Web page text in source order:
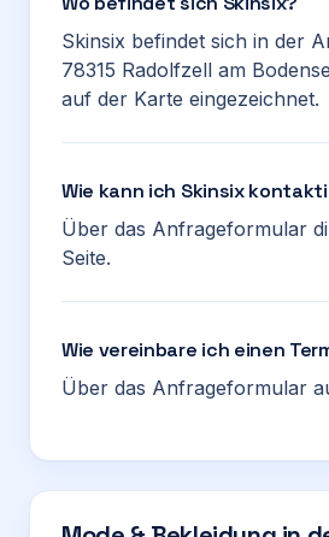
Skinsix befindet sich in der
78315 Radolfzell am
auf der Karte eingezeichnet.
Wie kann ich Skinsix
Über das Anfrageformular
Seite.
Wie vereinbare ich einen
Über das Anfrageformular